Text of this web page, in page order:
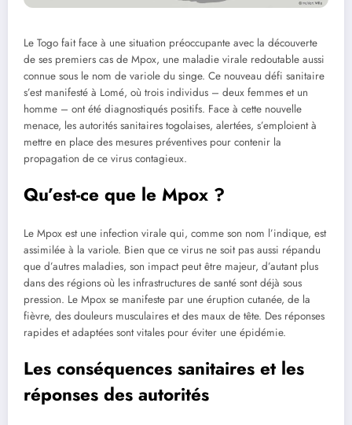
Le Togo fait face à une situation préoccupante avec la découverte
de ses premiers cas de Mpox, une maladie virale redoutable aussi
connue sous le nom de variole du singe. Ce nouveau défi sanitaire
s’est manifesté à Lomé, où trois individus – deux femmes et un
homme – ont été diagnostiqués positifs. Face à cette nouvelle
menace, les autorités sanitaires togolaises, alertées, s’emploient à
mettre en place des mesures préventives pour contenir la
propagation de ce virus contagieux.
Qu’est-ce que le Mpox ?
Le Mpox est une infection virale qui, comme son nom l’indique, est
assimilée à la variole. Bien que ce virus ne soit pas aussi répandu
que d’autres maladies, son impact peut être majeur, d’autant plus
dans des régions où les infrastructures de santé sont déjà sous
pression. Le Mpox se manifeste par une éruption cutanée, de la
fièvre, des douleurs musculaires et des maux de tête. Des réponses
rapides et adaptées sont vitales pour éviter une épidémie.
Les conséquences sanitaires et les
réponses des autorités